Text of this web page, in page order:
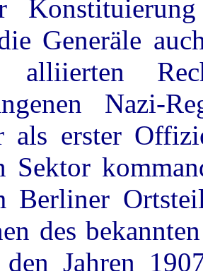
Generäle
alliierten
Nazi-
als erster
Sektor
Berliner
des
Jahren